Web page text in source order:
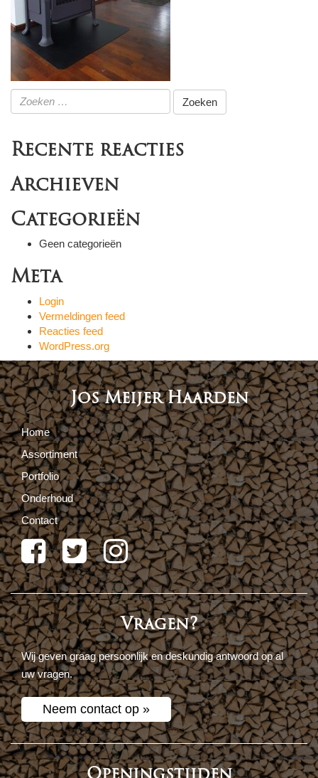
Zoeken
naar:
Recente reacties
Archieven
Categorieën
Geen categorieën
Meta
Login
Vermeldingen feed
Reacties feed
WordPress.org
Jos Meijer Haarden
Home
Assortiment
Portfolio
Onderhoud
Contact
Vragen?
Wij geven graag persoonlijk en deskundig antwoord op al
uw vragen.
Neem contact op »